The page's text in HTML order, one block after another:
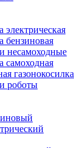
электрическая
бензиновая
несамоходные
самоходная
газонокосилка
роботы